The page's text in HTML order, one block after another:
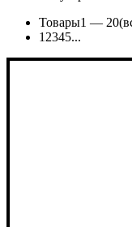
Товары1 — 20
1 2345...